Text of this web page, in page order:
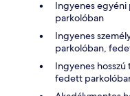
Ingyenes egyéni
parkolóban
Ingyenes
parkolóban,
Ingyenes
fedett